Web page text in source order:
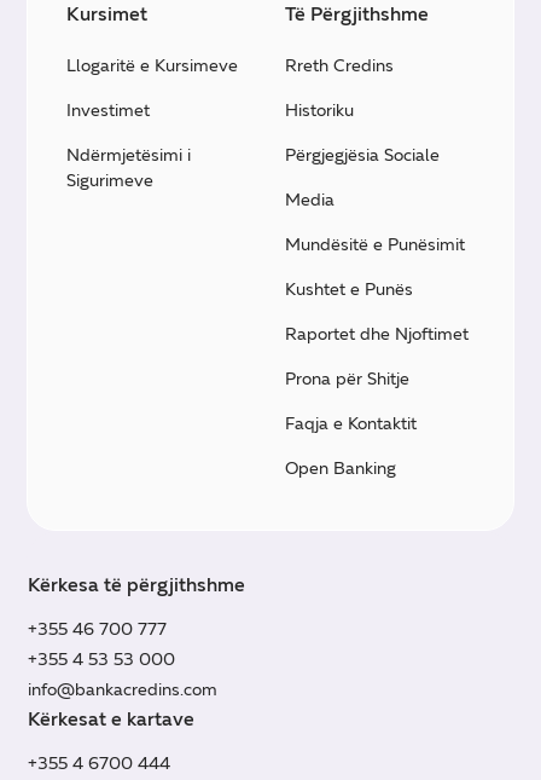
Kursimet
Llogaritë e Kursimeve
Investimet
Ndërmjetësimi i
Sigurimeve
Të Përgjithshme
Rreth Credins
Historiku
Përgjegjësia Sociale
Media
Mundësitë e Punësimit
Kushtet e Punës
Raportet dhe Njoftimet
Prona për Shitje
Faqja e Kontaktit
Open Banking
Kërkesa të përgjithshme
+355 46 700 777
+355 4 53 53 000
info@bankacredins.com
Kërkesat e kartave
+355 4 6700 444